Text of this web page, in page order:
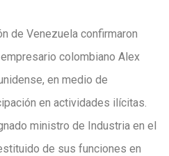
de Venezuela confirmaron
colombiano Alex
en medio de
en actividades ilícitas.
ministro de Industria en el
de sus funciones en